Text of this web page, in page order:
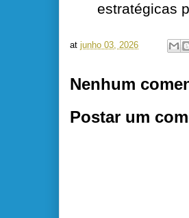
estratégicas
at junho 03, 2026
Nenhum
Postar um